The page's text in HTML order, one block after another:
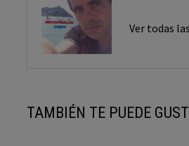
Ver todas
TAMBIÉN TE PUEDE